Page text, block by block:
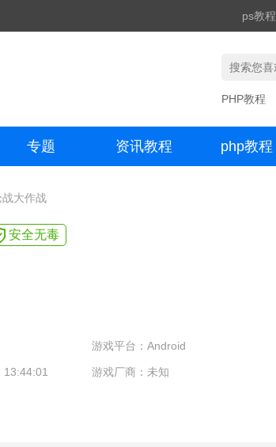
ps教程
PHP教程
专题 资讯教程 php教程
大作战
安全无毒
游戏平台：Android
游戏厂商：未知